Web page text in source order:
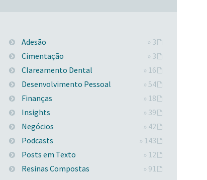
Adesão
» 3
Cimentação
» 3
Clareamento Dental
» 16
Desenvolvimento Pessoal
» 54
Finanças
» 18
Insights
» 39
Negócios
» 42
Podcasts
» 143
Posts em Texto
» 12
Resinas Compostas
» 91